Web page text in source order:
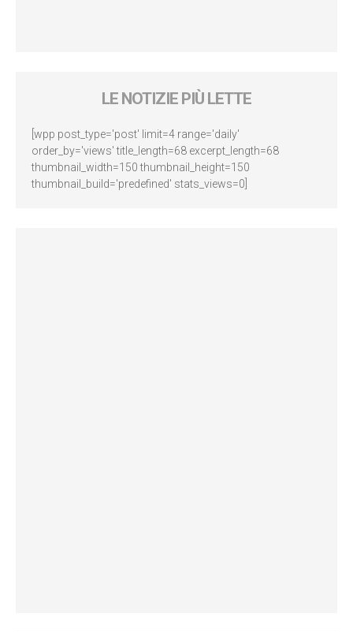
LE NOTIZIE PIÙ LETTE
[wpp post_type='post' limit=4 range='daily'
order_by='views' title_length=68 excerpt_length=68
thumbnail_width=150 thumbnail_height=150
thumbnail_build='predefined' stats_views=0]